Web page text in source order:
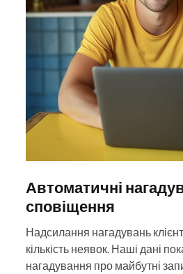
Автоматичні
сповіщення
Надсилання нагадувань
кількість неявок. Наші дані
нагадування про майбутні